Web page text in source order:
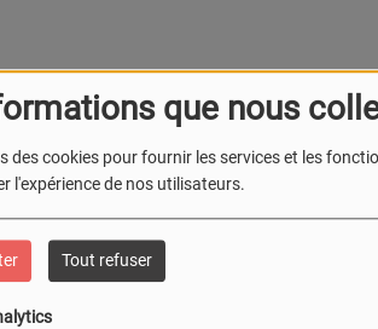
que nous
des cookies pour fournir les services et les
l'expérience de nos utilisateurs.
Tout refuser